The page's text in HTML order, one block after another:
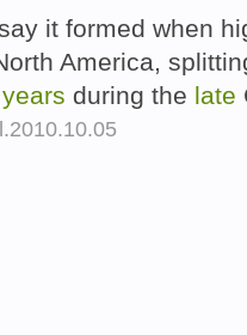
it formed when
America,
years during the late